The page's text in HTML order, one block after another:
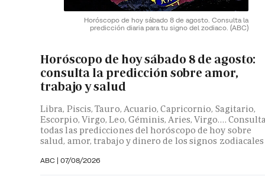
Horóscopo de hoy sábado 8 de agosto. Consulta la
predicción diaria para tu signo del zodiaco. (ABC)
Horóscopo de hoy sábado 8 de agosto:
consulta la predicción sobre amor,
trabajo y salud
Libra, Piscis, Tauro, Acuario, Capricornio, Sagitario,
Escorpio, Virgo, Leo, Géminis, Aries, Virgo….
todas las predicciones del horóscopo de hoy sobre
salud, amor, trabajo y dinero de los signos zodiacales
ABC | 07/08/2026